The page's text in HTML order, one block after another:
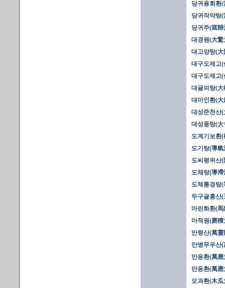
당귀용회환
당귀작약탕
당귀주(當歸
대경원(大驚
대고양탕(大
대구도제고
대구도제고
대귤피탕(
대마인환(大
대성준천산
대성풍탕(大
도계기보환
도기탕(導氣
도씨평위산
도체탕(導滯
도체통경탕
두구귤홍산
마린화환(
마적원(磨
만령산(萬靈
만병무우산
만응환(萬
만응환(萬
모과환(木瓜